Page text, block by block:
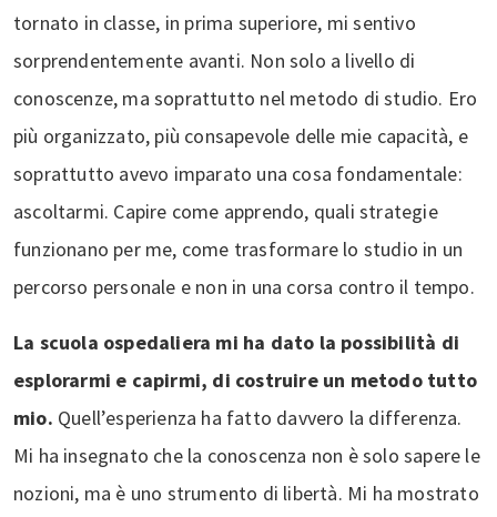
tornato in classe, in prima superiore, mi sentivo
sorprendentemente avanti. Non solo a livello di
conoscenze, ma soprattutto nel metodo di studio. Ero
più organizzato, più consapevole delle mie capacità, e
soprattutto avevo imparato una cosa fondamentale:
ascoltarmi. Capire come apprendo, quali strategie
funzionano per me, come trasformare lo studio in un
percorso personale e non in una corsa contro il tempo.
La scuola ospedaliera mi ha dato la possibilità di
esplorarmi e capirmi, di costruire un metodo tutto
mio. Quell’esperienza ha fatto davvero la differenza.
Mi ha insegnato che la conoscenza non è solo sapere le
nozioni, ma è uno strumento di libertà. Mi ha mostrato